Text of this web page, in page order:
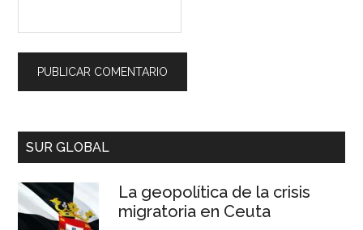
SUR GLOBAL
La geopolítica de la crisis
migratoria en Ceuta